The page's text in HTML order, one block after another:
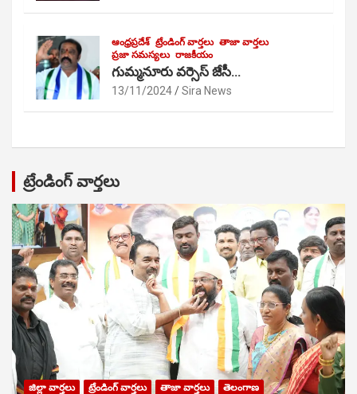
ఆంధ్రప్రదేశ్ ట్రేండింగ్ వార్తలు తాజా వార్తలు
ప్రజా సమస్యలు రాజకీయం
గుమ్మనూరు వర్సెస్ జేసీ…
13/11/2024 Sira News
ట్రేండింగ్ వార్తలు
జిల్లా వార్తలు ట్రేండింగ్ వార్తలు తాజా వార్తలు తెలంగాణ